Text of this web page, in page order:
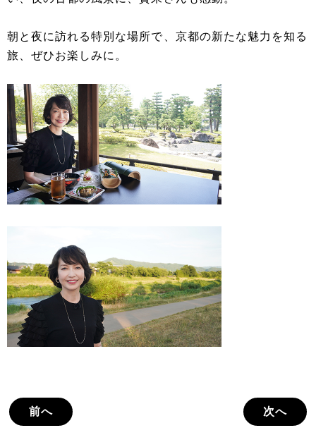
朝と夜に訪れる特別な場所で、京都の新たな魅力を知る
旅、ぜひお楽しみに。
前へ 次へ